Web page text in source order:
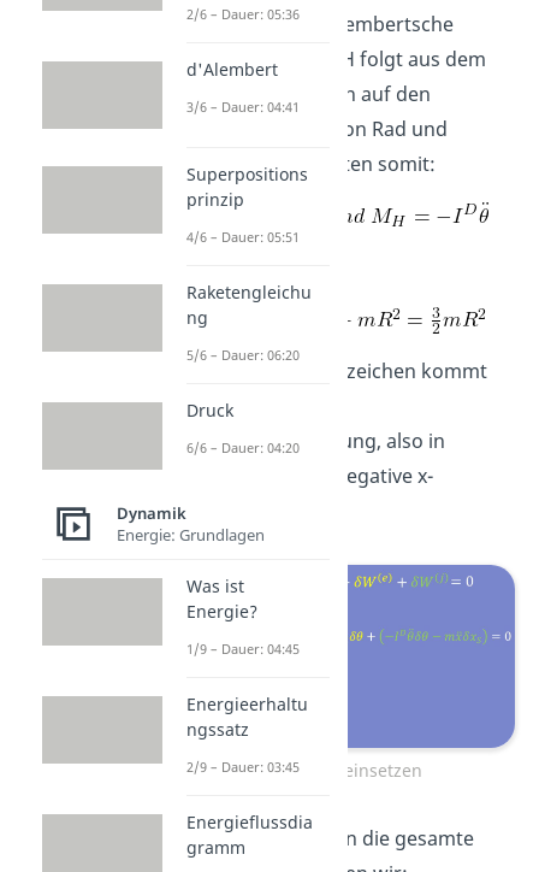
FH bildet die d’Alembertsche
Hilfskraft und MH folgt aus dem
Drallsatz bezogen auf den
Berührpunkt D von Rad und
Boden. Wir erhalten somit:
Das negative Vorzeichen kommt
aus der Wahl der
Bewegungsrichtung, also in
unserem Fall in negative x-
Formel einsetzen
Schreiben wir nun die gesamte
2/6 – Dauer: 05:36
d'Alembert
3/6 – Dauer: 04:41
Superpositions
prinzip
4/6 – Dauer: 05:51
Raketengleichu
ng
5/6 – Dauer: 06:20
Druck
6/6 – Dauer: 04:20
Dynamik
Energie: Grundlagen
Was ist
Energie?
1/9 – Dauer: 04:45
Energieerhaltu
ngssatz
2/9 – Dauer: 03:45
Energieflussdia
gramm